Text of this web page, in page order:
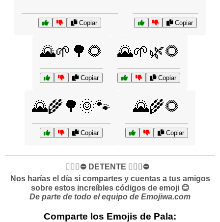
Copiar Copiar
🌄🌱🌳🌻
Copiar
🌄🌱🌿🌻
Copiar
🌄🌾🌳🌞🐾
Copiar
🌄🌾🌻
Copiar
✋🏻🛑⛔️ DETENTE ✋🏻🛑⛔️
Nos harías el día si compartes y cuentas a tus amigos
sobre estos increíbles códigos de emoji 😊
De parte de todo el equipo de Emojiwa.com
Comparte los Emojis de Pala: